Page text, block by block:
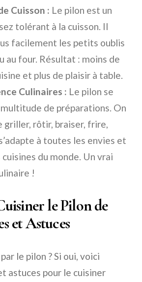
Cuisson : Le pilon est un
tolérant à la cuisson. Il
facilement les petits oublis
au four. Résultat : moins de
et plus de plaisir à table.
Culinaires : Le pilon se
de préparations. On
griller, rôtir, braiser, frire,
à toutes les envies et
du monde. Un vrai
!
le Pilon de
et Astuces
le pilon ? Si oui, voici
astuces pour le cuisiner